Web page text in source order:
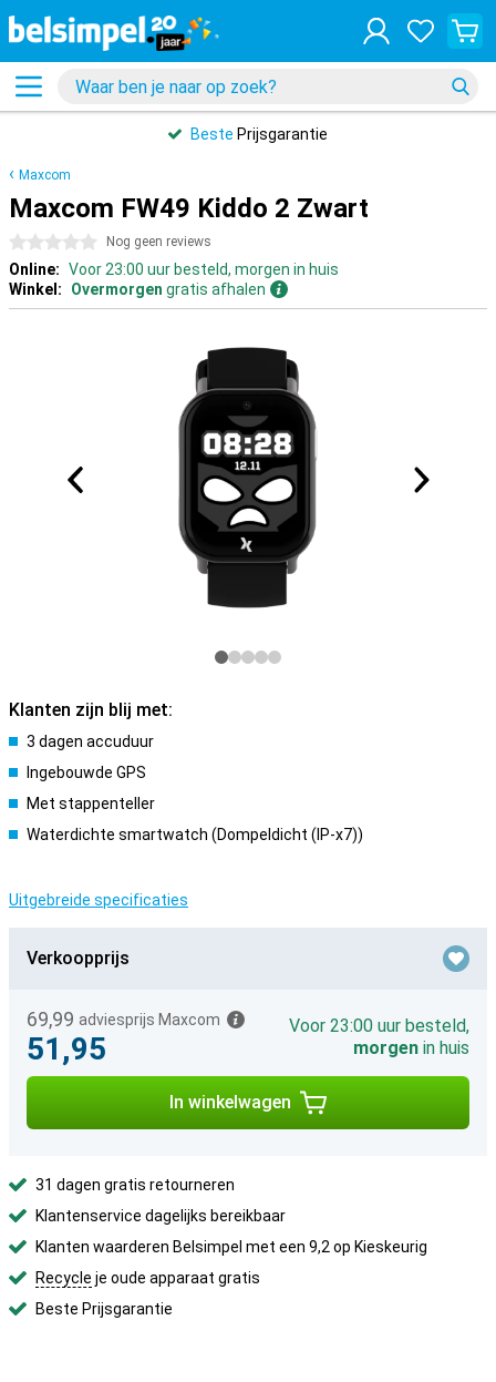
Beste Prijsgarantie
Maxcom
Maxcom FW49 Kiddo 2 Zwart
0 sterren Nog geen reviews
Online: Voor 23:00 uur besteld, morgen in huis
Winkel:
Overmorgen gratis afhalen
Klanten zijn blij met:
3 dagen accuduur
Ingebouwde GPS
Met stappenteller
Waterdichte smartwatch (Dompeldicht (IP-x7))
Uitgebreide specificaties
Verkoopprijs
69,99 adviesprijs Maxcom
51,95
Voor 23:00 uur besteld,
morgen in huis
In winkelwagen
31 dagen gratis retourneren
Klantenservice dagelijks bereikbaar
Klanten waarderen Belsimpel met een 9,2 op Kieskeurig
Recycle je oude apparaat gratis
Beste Prijsgarantie